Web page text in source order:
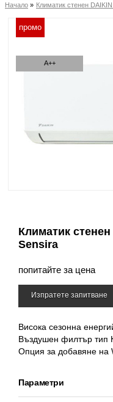
Начало » Климатик стенен
промо
A++
Климатик
Sensira
попитайте за цена
Изпратете запитване
Висока сезонна
Въздушен филтър тип
Опция за добавяне на
Параметри